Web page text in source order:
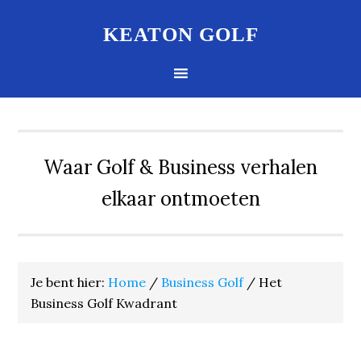
KEATON GOLF
Waar Golf & Business verhalen
elkaar ontmoeten
Je bent hier: Home / Business Golf / Het
Business Golf Kwadrant